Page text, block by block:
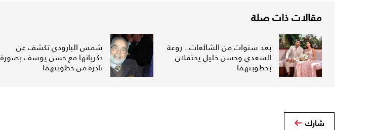
مقالات ذات صلة
بعد سنوات من الشائعات.. روعة
السعدي وحسن خليل يحتفلان
بخطوبتهما
شمس البارودي تكشف عن
ذكرياتها مع حسن يوسف بصورة
نادرة من خطوبتهما
شارك